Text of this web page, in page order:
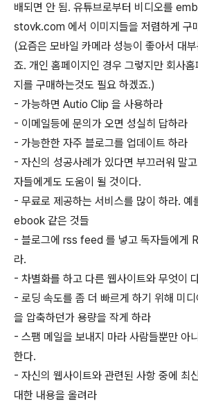
배되면 안 됨. 유튜브로부터 비디오를
stovk.com 에서 이미지들을 저렴하게 구
(요즘은 모바일 카메라 성능이 좋아서 대
죠. 개인 홈페이지인 경우 그렇지만 회사홈
지를 구매하는것도 필요 하겠죠.)
- 가능하면 Autio Clip 을 사용하라
- 이메일등에 문의가 오면 성실히 답하라
- 가능한한 자주 블로그를 업데이트 하라
- 자신의 성공사례가 있다면 부끄러워 말
자들에게도 도움이 될 것이다.
- 무료로 제공하는 서비스를 많이 하라. 예
ebook 같은 것들
- 블로그에 rss feed 를 넣고 독자들에게
라.
- 차별화를 하고 다른 웹사이트와 무엇이
- 로딩 속도를 좀 더 빠르게 하기 위해 미
을 압축하던가 용량을 작게 하라
- 스팸 메일을 보내지 마라 사람들뿐만 아
한다.
- 자신의 웹사이트와 관련된 사항 중에 최
대한 내용을 올려라